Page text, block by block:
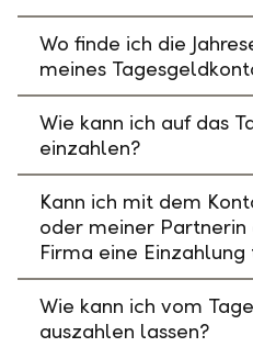
Wo finde ich die
meines
Wie kann ich auf das
einzahlen?
Kann ich mit dem
oder meiner
Firma eine
Wie kann ich vom
auszahlen lassen?